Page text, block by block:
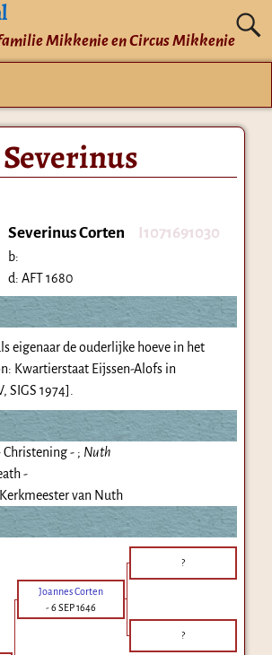
Mikkenie en Circus Mikkenie
Severinus Corten I1071691030
b:
d: AFT 1680
eigenaar de ouderlijke hoeve in het
Kwartierstaat Eijssen-Alofs in
SIGS 1974].
Christening - ; Nuth
-
van Nuth
?
Joannes Corten
-6 SEP 1646
?